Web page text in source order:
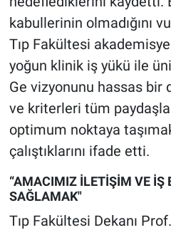
kabullerinin olmadığını
Tıp Fakültesi
yoğun klinik iş yükü ile
Ge vizyonunu hassas bir
ve kriterleri tüm
optimum noktaya
çalıştıklarını ifade etti.
“AMACIMIZ İLETİŞİM VE İŞ
SAĞLAMAK"
Tıp Fakültesi Dekanı